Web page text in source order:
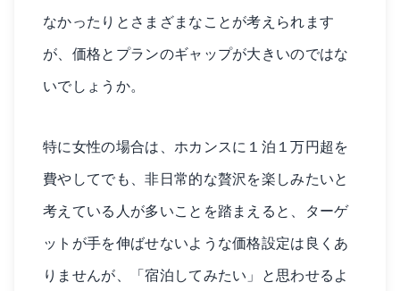
なかったりとさまざまなことが考えられます
が、価格とプランのギャップが大きいのではな
いでしょうか。
特に女性の場合は、ホカンスに１泊１万円超を
費やしてでも、非日常的な贅沢を楽しみたいと
考えている人が多いことを踏まえると、ターゲ
ットが手を伸ばせないような価格設定は良くあ
りませんが、「宿泊してみたい」と思わせるよ